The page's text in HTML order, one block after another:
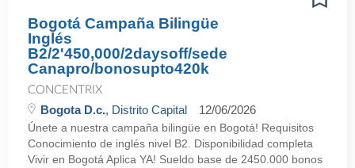
Bogotá Campaña Bilingüe
Inglés
B2/2'450,000/2daysoff/sede
Canapro/bonosupto420k
CONCENTRIX
Bogota D.c., Distrito Capital 12/06/2026
Únete a nuestra campaña bilingüe en Bogotá! Requisitos
Conocimiento de inglés nivel B2. Disponibilidad completa
Vivir en Bogotá Aplica YA! Sueldo base de 2450.000 bonos